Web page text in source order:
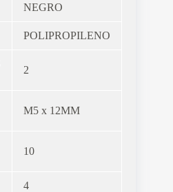
NEGRO
POLIPROPILENO
2
M5 x 12MM
10
4